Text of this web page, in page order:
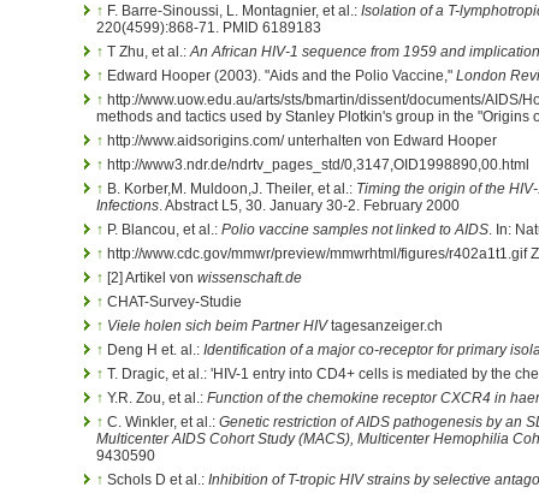
↑ F. Barre-Sinoussi, L. Montagnier, et al.: Isolation of a T-
220(4599):868-71. PMID 6189183
↑ T Zhu, et al.:An African HIV-1 sequence from 1959 and
↑ Edward Hooper (2003). "Aids and the Polio Vaccine," London
↑ http://www.uow.edu.au/arts/sts/bmartin/dissent/documents/
methods and tactics used by Stanley Plotkin's group in the "Origins
↑ http://www.aidsorigins.com/ unterhalten von Edward Hooper
↑ http://www3.ndr.de/ndrtv_pages_std/0,3147,OID1998890,00.html
↑ B. Korber,M. Muldoon,J. Theiler, et al.: Timing the origin of the
Infections. Abstract L5, 30. January 30-2. February 2000
↑ P. Blancou, et al.: Polio vaccine samples not linked to AIDS. In:
↑ http://www.cdc.gov/mmwr/preview/mmwrhtml/figures/r402a1t1.gif
↑ [2] Artikel von wissenschaft.de
↑ CHAT-Survey-Studie
↑ Viele holen sich beim Partner HIVtagesanzeiger.ch
↑ Deng H et. al.: Identification of a major co-receptor for primary
↑ T. Dragic, et al.: 'HIV-1 entry into CD4+ cells is mediated by the
↑ Y.R. Zou, et al.: Function of the chemokine receptor CXCR4 in
↑ C. Winkler, et al.: Genetic restriction of AIDS pathogenesis by an
Multicenter AIDS Cohort Study (MACS), Multicenter Hemophilia
9430590
↑ Schols D et al.: Inhibition of T-tropic HIV strains by selective